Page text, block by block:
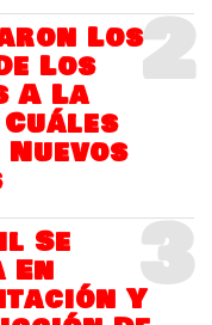
2
Los
Los
A La
Nuevos
3
Se
En
Y